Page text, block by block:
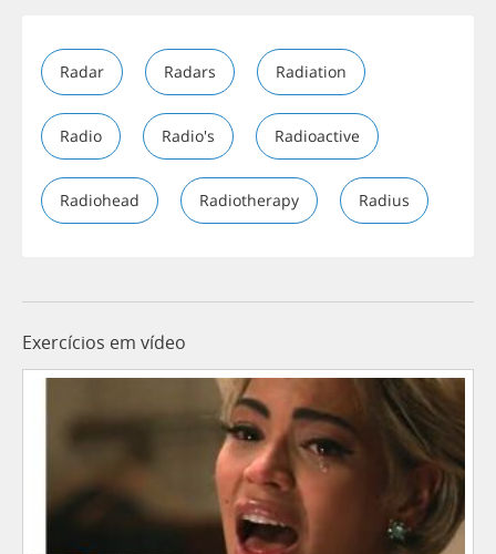
Radar Radars Radiation
Radio Radio's Radioactive
Radiohead Radiotherapy Radius
Exercícios em vídeo